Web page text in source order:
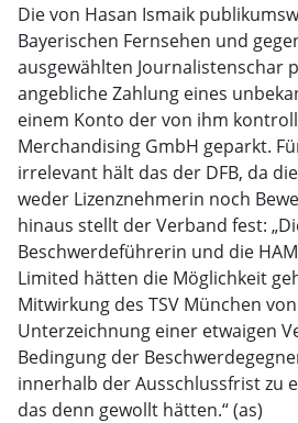
Die von Hasan Ismaik
Bayerischen Fernsehen und
ausgewählten Journalistenschar
angebliche Zahlung eines
einem Konto der von ihm
Merchandising GmbH geparkt.
irrelevant hält das der DFB, da
weder Lizenznehmerin noch
hinaus stellt der Verband fest:
Beschwerdeführerin und die
Limited hätten die Möglichkeit
Mitwirkung des TSV München
Unterzeichnung einer etwaigen
Bedingung der
innerhalb der Ausschlussfrist zu
das denn gewollt hätten.“ (as)